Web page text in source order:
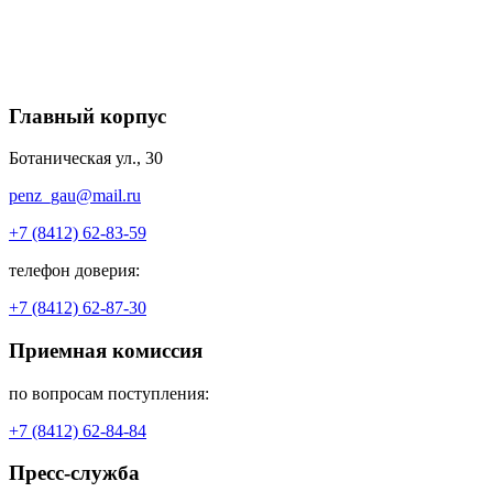
Главный корпус
Ботаническая ул., 30
penz_gau@mail.ru
+7 (8412) 62-83-59
телефон доверия:
+7 (8412) 62-87-30
Приемная комиссия
по вопросам поступления:
+7 (8412) 62-84-84
Пресс-служба